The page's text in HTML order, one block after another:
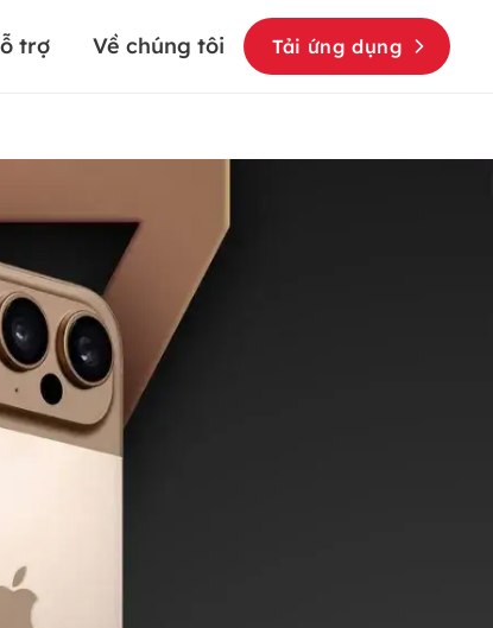
trợ Về chúng tôi Tải ứng dụng